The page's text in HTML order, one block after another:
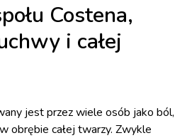
Costena,
i całej
jest przez wiele osób jako ból,
obrębie całej twarzy. Zwykle